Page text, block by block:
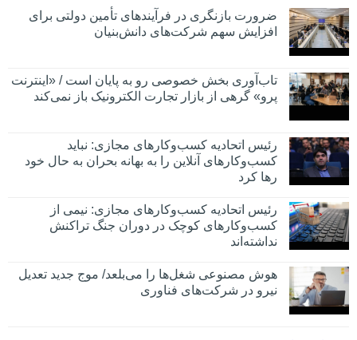
ضرورت بازنگری در فرآیندهای تأمین دولتی برای
افزایش سهم شرکت‌های دانش‌بنیان
تاب‌آوری بخش خصوصی رو به پایان است / «اینترنت
پرو» گرهی از بازار تجارت الکترونیک باز نمی‌کند
رئیس اتحادیه کسب‌وکارهای مجازی: نباید
کسب‌وکارهای آنلاین را به بهانه بحران به حال خود
رها کرد
رئیس اتحادیه کسب‌وکارهای مجازی: نیمی از
کسب‌وکارهای کوچک در دوران جنگ‌ تراکنش
نداشته‌اند
هوش مصنوعی شغل‌ها را می‌بلعد/ موج جدید تعدیل
نیرو در شرکت‌های فناوری